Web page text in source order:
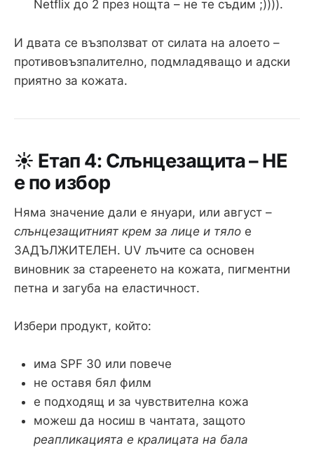
Netflix до 2 през нощта – не те съдим ;)))).
И двата се възползват от силата на алоето –
противовъзпалително, подмладяващо и адски
приятно за кожата.
☀️ Етап 4: Слънцезащита – НЕ
е по избор
Няма значение дали е януари, или август –
слънцезащитният крем за лице и тяло е
ЗАДЪЛЖИТЕЛЕН. UV лъчите са основен
виновник за стареенето на кожата, пигментни
петна и загуба на еластичност.
Избери продукт, който:
има SPF 30 или повече
не оставя бял филм
е подходящ и за чувствителна кожа
можеш да носиш в чантата, защото
реапликацията е кралицата на бала